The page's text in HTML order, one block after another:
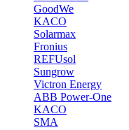
GoodWe
KACO
Solarmax
Fronius
REFUsol
Sungrow
Victron Energy
ABB Power-One
KACO
SMA